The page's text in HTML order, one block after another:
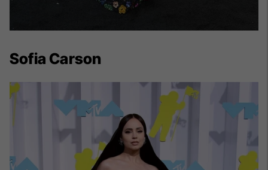
Sofia Carson